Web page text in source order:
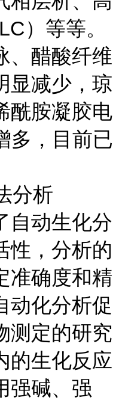
）等等。
、醋酸纤维
显减少，琼
酰胺凝胶电
多，目前已
分析
自动生化分
性，分析的
准确度和精
动化分析促
测定的研究
的生化反应
强碱、强